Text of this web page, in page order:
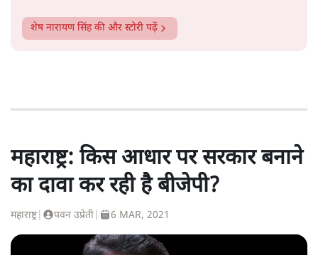
शेष नारायण सिंहकी और स्टोरी पढ़ें
महाराष्ट्र: किस आधार पर सरकार बनाने
का दावा कर रही है बीजेपी?
महाराष्ट्र| पवन उप्रेती 6 MAR, 2021